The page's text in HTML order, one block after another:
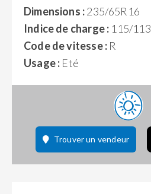
Dimensions :235/65R16
Indice de charge : 115/113
Code de vitesse : R
Usage : Eté
Trouver un vendeur